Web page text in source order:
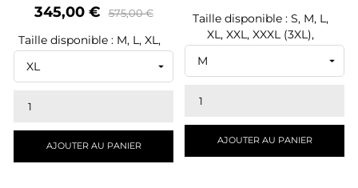
Prix
345,00 € 575,00 €Prix
base
Taille disponible : M, L, XL,
AJOUTER AU PANIER
Taille disponible : S, M, L,
XL, XXL, XXXL (3XL),
AJOUTER AU PANIER